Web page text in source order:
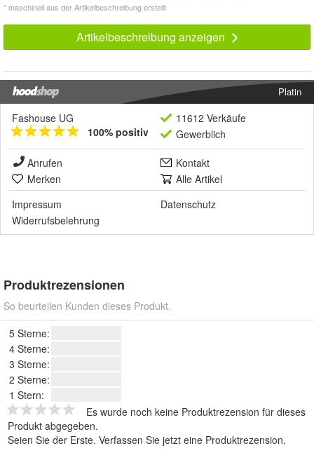
* maschinell aus der Artikelbeschreibung erstellt
Artikelbeschreibung anzeigen
Platin
Fashouse UG
100% positiv
11612 Verkäufe
Gewerblich
Anrufen
Kontakt
Merken
Alle Artikel
Impressum
Datenschutz
Widerrufsbelehrung
Produktrezensionen
So beurteilen Kunden dieses Produkt.
5 Sterne:
4 Sterne:
3 Sterne:
2 Sterne:
1 Stern:
Es wurde noch keine Produktrezension für dieses
Produkt abgegeben.
Seien Sie der Erste. Verfassen Sie jetzt eine Produktrezension.